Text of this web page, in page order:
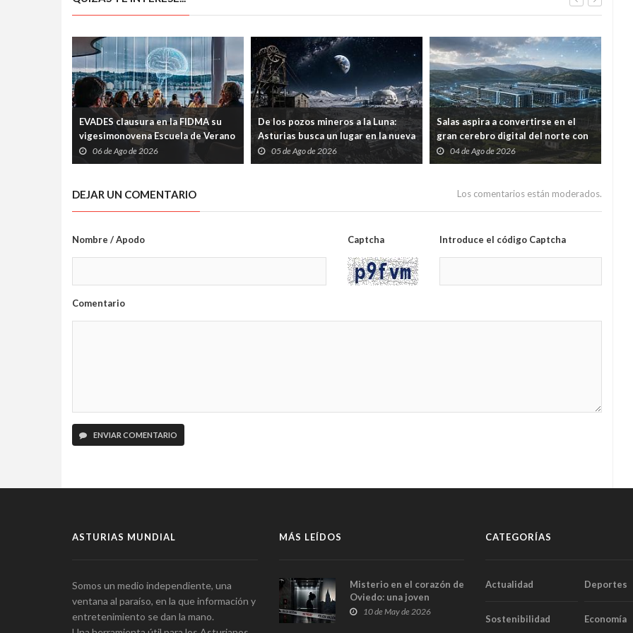
EVADES clausura en la FIDMA su
vigesimonovena Escuela de Verano
con una mesa redonda abierta
sobre pensamiento crítico y
06 de Ago de 2026
De los pozos mineros a la Luna:
Asturias busca un lugar en la nueva
carrera espacial
05 de Ago de 2026
Salas aspira a convertirse en el
gran cerebro digital del norte con
una inversión de 1.226 millones
04 de Ago de 2026
DEJAR UN COMENTARIO Los comentarios están moderados.
Nombre / Apodo Captcha Introduce el código Captcha
Comentario
ENVIAR COMENTARIO
ASTURIAS MUNDIAL
Somos un medio independiente, una
ventana al paraíso, en la que información y
entretenimiento se dan la mano.
MÁS LEÍDOS
Misterio en el corazón de
Oviedo: una joven
aparece muerta dentro
10 de May de 2026
CATEGORÍAS
Actualidad Deportes
Sostenibilidad Economía